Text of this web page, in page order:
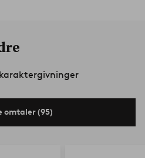
karaktergivninger
omtaler (95)